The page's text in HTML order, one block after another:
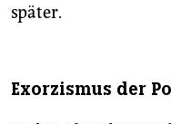
später.
Exorzismus der